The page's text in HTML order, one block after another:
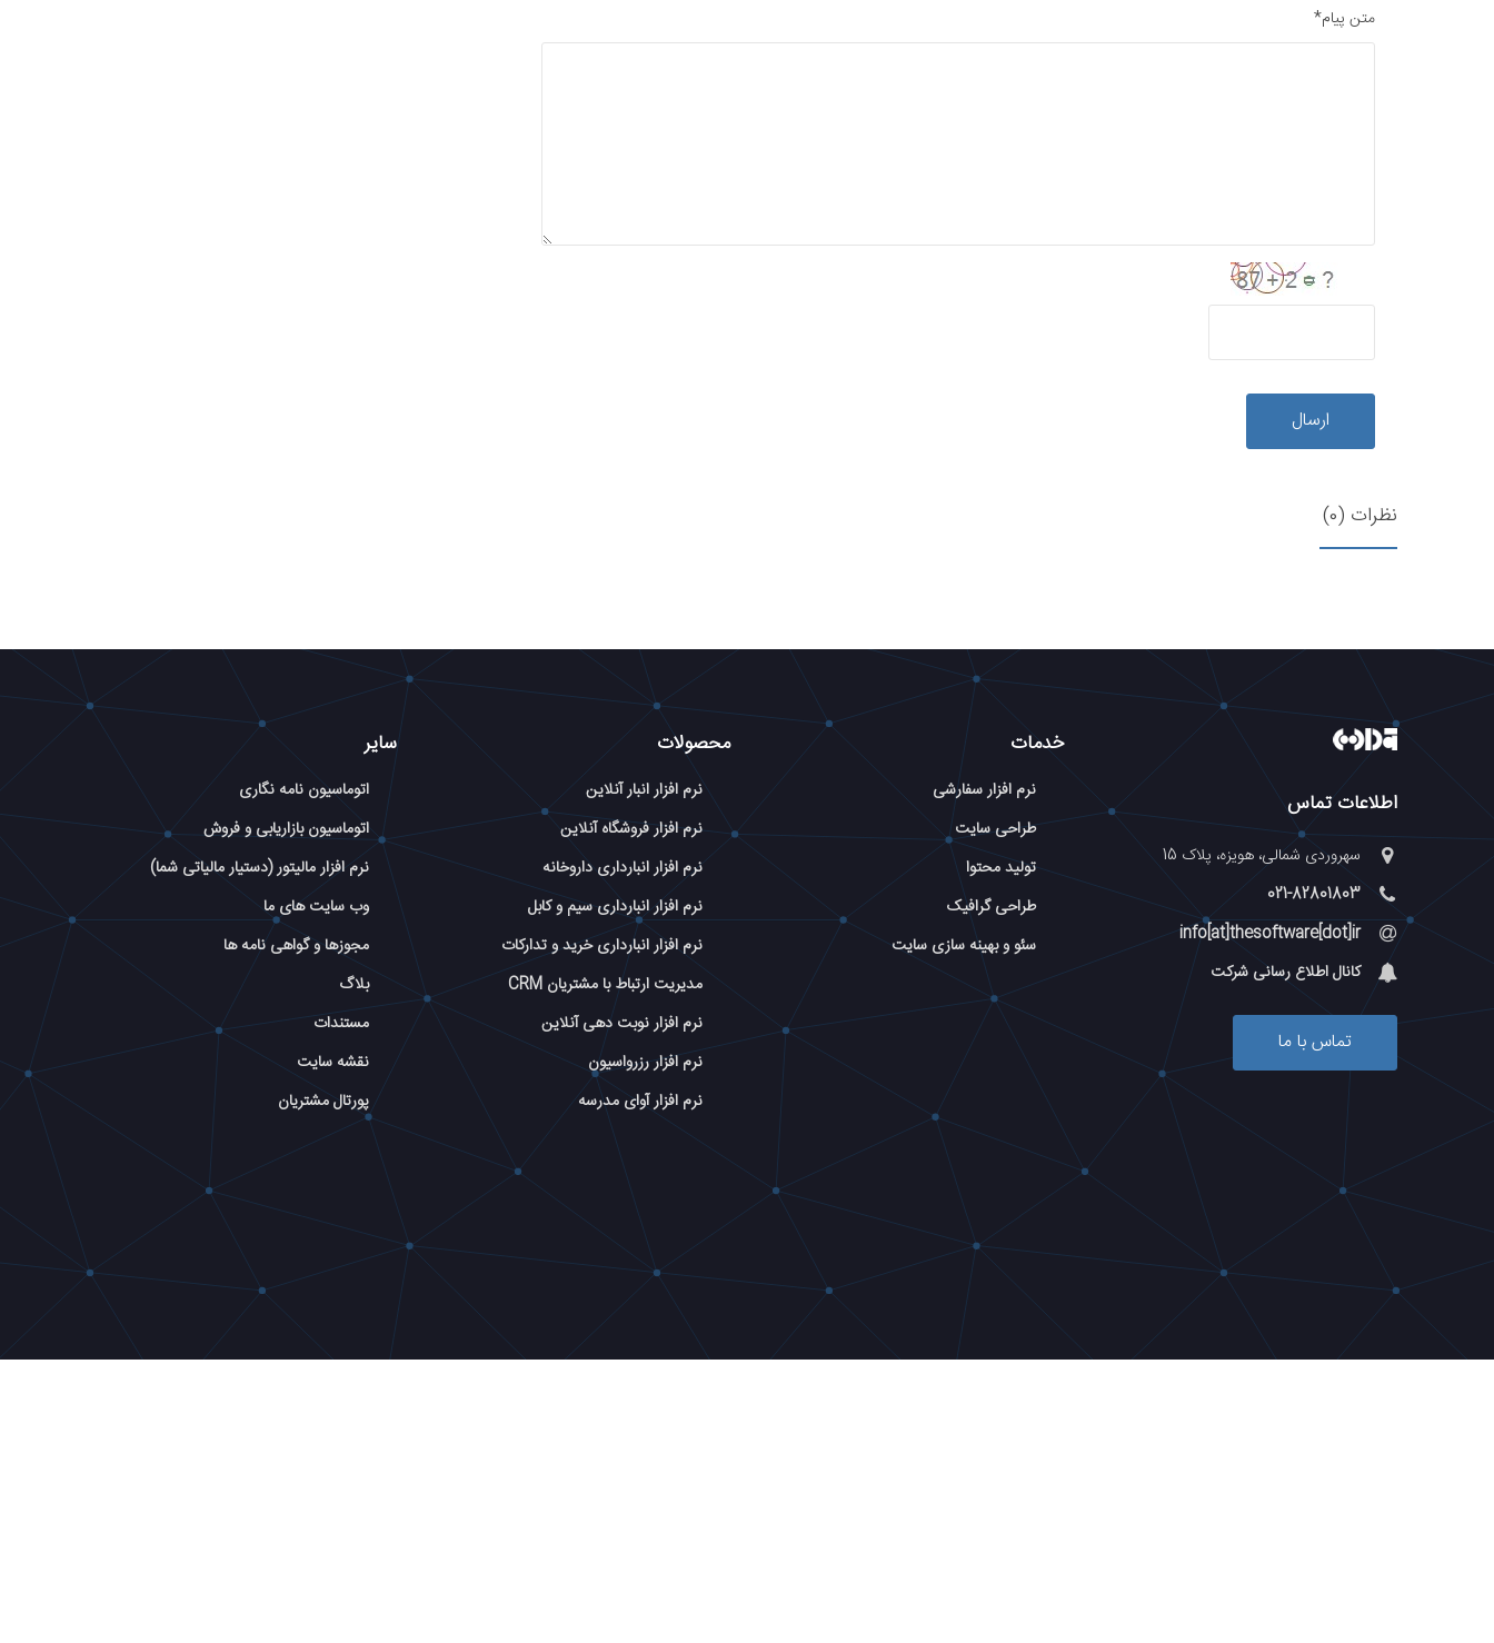
متن پیام*
ارسال
نظرات (0)
اطلاعات تماس
سهروردی شمالی، هویزه، پلاک 15
021-82801803
info[at]thesoftware[dot]ir
کانال اطلاع رسانی شرکت
تماس با ما
خدمات
نرم افزار سفارشی
طراحی سایت
تولید محتوا
طراحی گرافیک
سئو و بهینه سازی سایت
محصولات
نرم افزار انبار آنلاین
نرم افزار فروشگاه آنلاین
نرم افزار انبارداری داروخانه
نرم افزار انبارداری سیم و کابل
نرم افزار انبارداری خرید و تدارکات
مدیریت ارتباط با مشتریان CRM
نرم افزار نوبت دهی آنلاین
نرم افزار رزرواسیون
نرم افزار آوای مدرسه
سایر
اتوماسیون نامه نگاری
اتوماسیون بازاریابی و فروش
نرم افزار مالیتور (دستیار مالیاتی شما)
وب سایت های ما
مجوزها و گواهی نامه ها
بلاگ
مستندات
نقشه سایت
پورتال مشتریان